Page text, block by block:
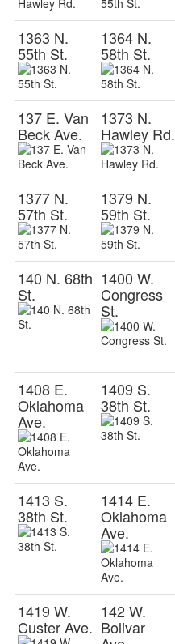
1363 N.
55th St.
1364 N.
58th St.
137 E. Van
Beck Ave.
1373 N.
Hawley Rd.
1377 N.
57th St.
1379 N.
59th St.
140 N. 68th
St.
1400 W.
Congress
St.
1408 E.
Oklahoma
Ave.
1409 S.
38th St.
1413 S.
38th St.
1414 E.
Oklahoma
Ave.
1419 W.
Custer Ave.
142 W.
Bolivar